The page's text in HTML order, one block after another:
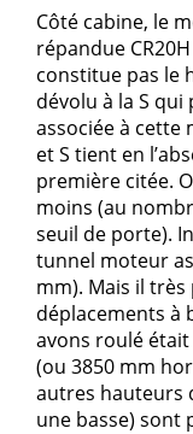
Côté cabine, le
répandue
constitue pas le
dévolu à la S qui
associée à cette
et S tient en
première citée.
moins (au
seuil de porte).
tunnel moteur
mm). Mais il
déplacements à
avons roulé
(ou 3850 mm
autres hauteurs
une basse) sont